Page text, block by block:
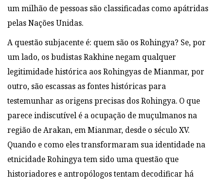
um milhão de pessoas são classificadas como apátridas
pelas Nações Unidas.
A questão subjacente é: quem são os Rohingya? Se, por
um lado, os budistas Rakhine negam qualquer
legitimidade histórica aos Rohingyas de Mianmar, por
outro, são escassas as fontes históricas para
testemunhar as origens precisas dos Rohingya. O que
parece indiscutível é a ocupação de muçulmanos na
região de Arakan, em Mianmar, desde o século XV.
Quando e como eles transformaram sua identidade na
etnicidade Rohingya tem sido uma questão que
historiadores e antropólogos tentam decodificar há